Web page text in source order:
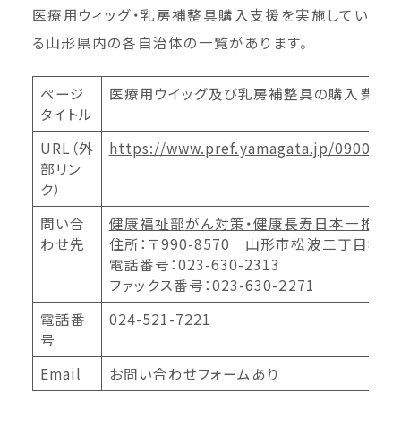
医療用ウィッグ・乳房補整具購入支援を実施してい
る山形県内の各自治体の一覧があります。
ページ
タイトル
医療用ウイッグ及び乳房補整具の購入費用
URL（外
部リン
ク）
https://www.pref.yamagata.jp/
問い合
わせ先
健康福祉部がん対策・健康長寿日本一推進
住所：〒990-8570 山形市松波二丁目8番
電話番号：023-630-2313
ファックス番号：023-630-2271
電話番
号
024-521-7221
Email お問い合わせフォームあり